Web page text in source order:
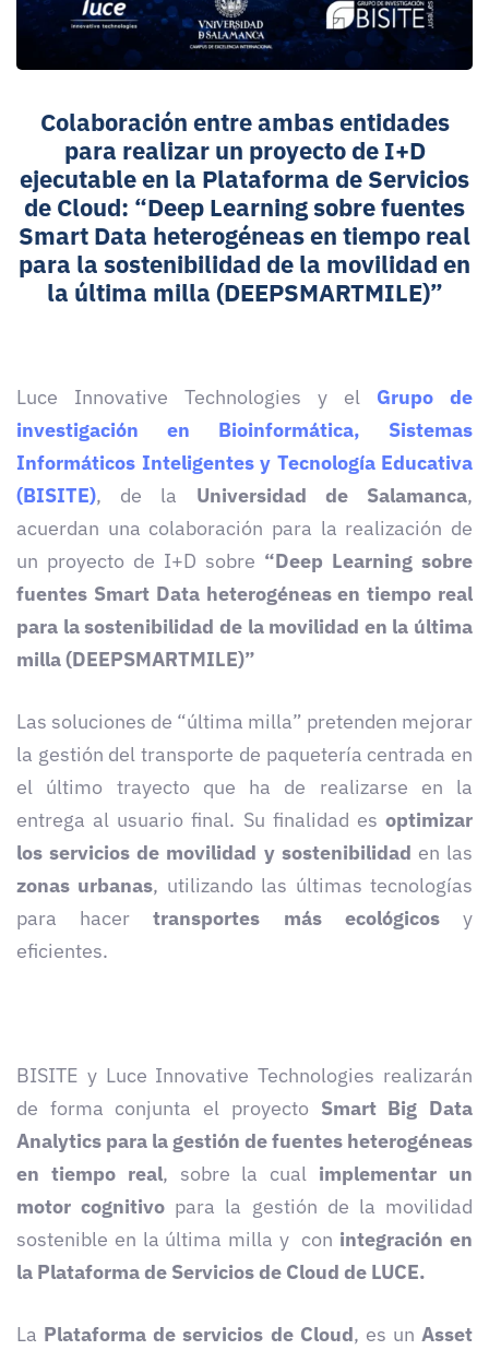
Colaboración entre ambas entidades
para realizar un proyecto de I+D
ejecutable en la Plataforma de Servicios
de Cloud: “Deep Learning sobre fuentes
Smart Data heterogéneas en tiempo real
para la sostenibilidad de la movilidad en
la última milla (DEEPSMARTMILE)”
Luce Innovative Technologies y el Grupo de
investigación en Bioinformática, Sistemas
Informáticos Inteligentes y Tecnología Educativa
(BISITE), de la Universidad de Salamanca,
acuerdan una colaboración para la realización de
un proyecto de I+D sobre “Deep Learning sobre
fuentes Smart Data heterogéneas en tiempo real
para la sostenibilidad de la movilidad en la última
milla (DEEPSMARTMILE)”
Las soluciones de “última milla” pretenden mejorar
la gestión del transporte de paquetería centrada en
el último trayecto que ha de realizarse en la
entrega al usuario final. Su finalidad es optimizar
los servicios de movilidad y sostenibilidad en las
zonas urbanas, utilizando las últimas tecnologías
para hacertransportes más ecológicosy
eficientes.
BISITE y Luce Innovative Technologies realizarán
de forma conjunta el proyecto Smart Big Data
Analytics para la gestión de fuentes heterogéneas
en tiempo real, sobre la cual implementar un
motor cognitivo para la gestión de la movilidad
sostenible en la última milla y con integración en
la Plataforma de Servicios de Cloud de LUCE.
La Plataforma de servicios de Cloud, es un Asset